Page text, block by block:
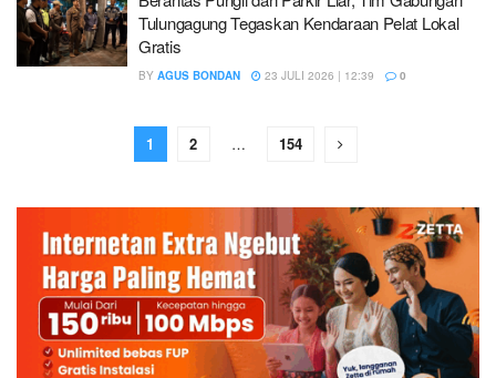
Tulungagung Tegaskan Kendaraan Pelat Lokal
Gratis
BY AGUS BONDAN 23 JULI 2026 | 12:39 0
1 2 … 154